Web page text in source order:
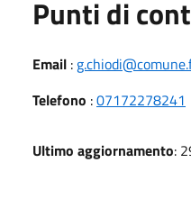
Punti di
Email :
Telefono :07172278241
Ultimo aggiornamento: